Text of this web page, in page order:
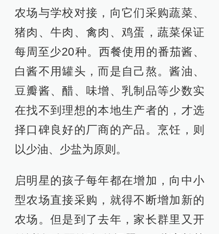
农场与学校对接，向它们采购蔬菜、
猪肉、牛肉、禽肉、鸡蛋，蔬菜保证
每周至少20种。西餐使用的番茄酱、
白酱不用罐头，而是自己熬。酱油、
豆瓣酱、醋、味增、乳制品等少数实
在找不到理想的本地生产者的，才选
择口碑良好的厂商的产品。烹饪，则
以少油、少盐为原则。
启明星的孩子每年都在增加，向中小
型农场直接采购，就得不断增加新的
农场。但是到了去年，家长群里又开